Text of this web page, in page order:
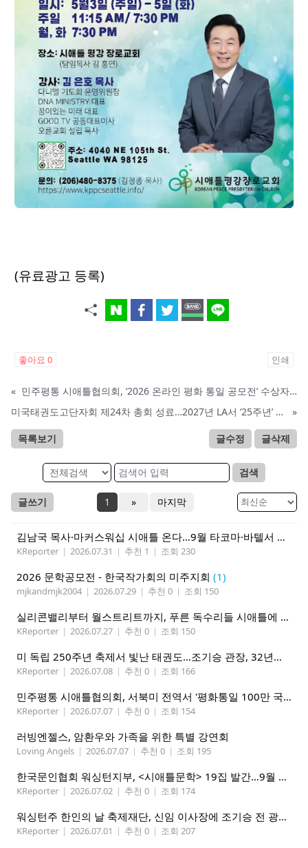
(유료광고 등록)
좋아요 0 인쇄
«
민주평통 시애틀협의회, ‘2026 온라인 평화 통일 공모전’ 수상자 51명 확정
미국태권도고단자회 제24차 총회 성료…2027년 LA서 ‘25주년’ 기약
»
목록보기 글수정 글삭제
검색
글쓰기 1 » 마지막
김남국 목사·마커스워십 시애틀 온다…9월 타코마·바텔서 연합집회
KReporter | 2026.07.31 | 추천 1 | 조회 230
2026 문학공모전 - 한국작가회의 미주지회 (1)
mjkandmjk2004 | 2026.07.29 | 추천 0 | 조회 150
실리콘밸리부터 월스트리트까지, 푸른 독수리들 시애틀에 모인다
KReporter | 2026.07.27 | 추천 0 | 조회 150
미 독립 250주년 축제서 빛난 태권도…조기승 관장, 32년째 문화외교
KReporter | 2026.07.08 | 추천 0 | 조회 166
민주평통 시애틀협의회, 서북미 전역서 '평화통일 100만 국민인터뷰' 캠페인 전개
KReporter | 2026.07.07 | 추천 0 | 조회 154
러빙엔젤스, 암환우와 가족을 위한 특별 강연회
Loving Angels | 2026.07.07 | 추천 0 | 조회 195
한국문인협회 워싱턴지부, <시애틀문학> 19집 발간…9월 26일 출판기념회
KReporter | 2026.07.02 | 추천 0 | 조회 174
워싱턴주 한인의 날 축제재단, 신임 이사장에 조기승 전 광역시애틀한인회장 추대
KReporter | 2026.07.01 | 추천 0 | 조회 207